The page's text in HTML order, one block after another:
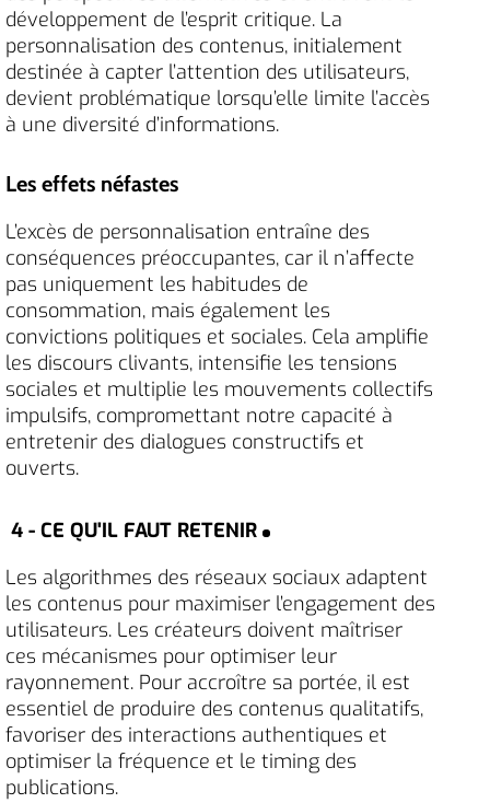
développement de l’esprit critique. La
personnalisation des contenus, initialement
destinée à capter l’attention des utilisateurs,
devient problématique lorsqu’elle limite l’accès
à une diversité d’informations.
Les effets néfastes
L’excès de personnalisation entraîne des
conséquences préoccupantes, car il n’affecte
pas uniquement les habitudes de
consommation, mais également les
convictions politiques et sociales. Cela amplifie
les discours clivants, intensifie les tensions
sociales et multiplie les mouvements collectifs
impulsifs, compromettant notre capacité à
entretenir des dialogues constructifs et
ouverts.
4 - CE QU'IL FAUT RETENIR
Les algorithmes des réseaux sociaux adaptent
les contenus pour maximiser l’engagement des
utilisateurs. Les créateurs doivent maîtriser
ces mécanismes pour optimiser leur
rayonnement. Pour accroître sa portée, il est
essentiel de produire des contenus qualitatifs,
favoriser des interactions authentiques et
optimiser la fréquence et le timing des
publications.